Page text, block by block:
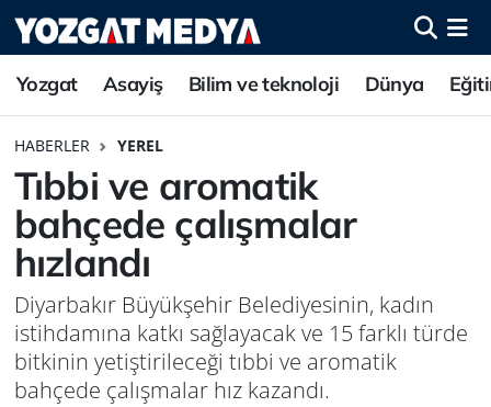
Yozgat Asayiş Bilim ve teknoloji Dünya
HABERLER YEREL
Tıbbi ve aromatik
bahçede çalışmalar
hızlandı
Diyarbakır Büyükşehir Belediyesinin, kadın
istihdamına katkı sağlayacak ve 15 farklı türde
bitkinin yetiştirileceği tıbbi ve aromatik
bahçede çalışmalar hız kazandı.